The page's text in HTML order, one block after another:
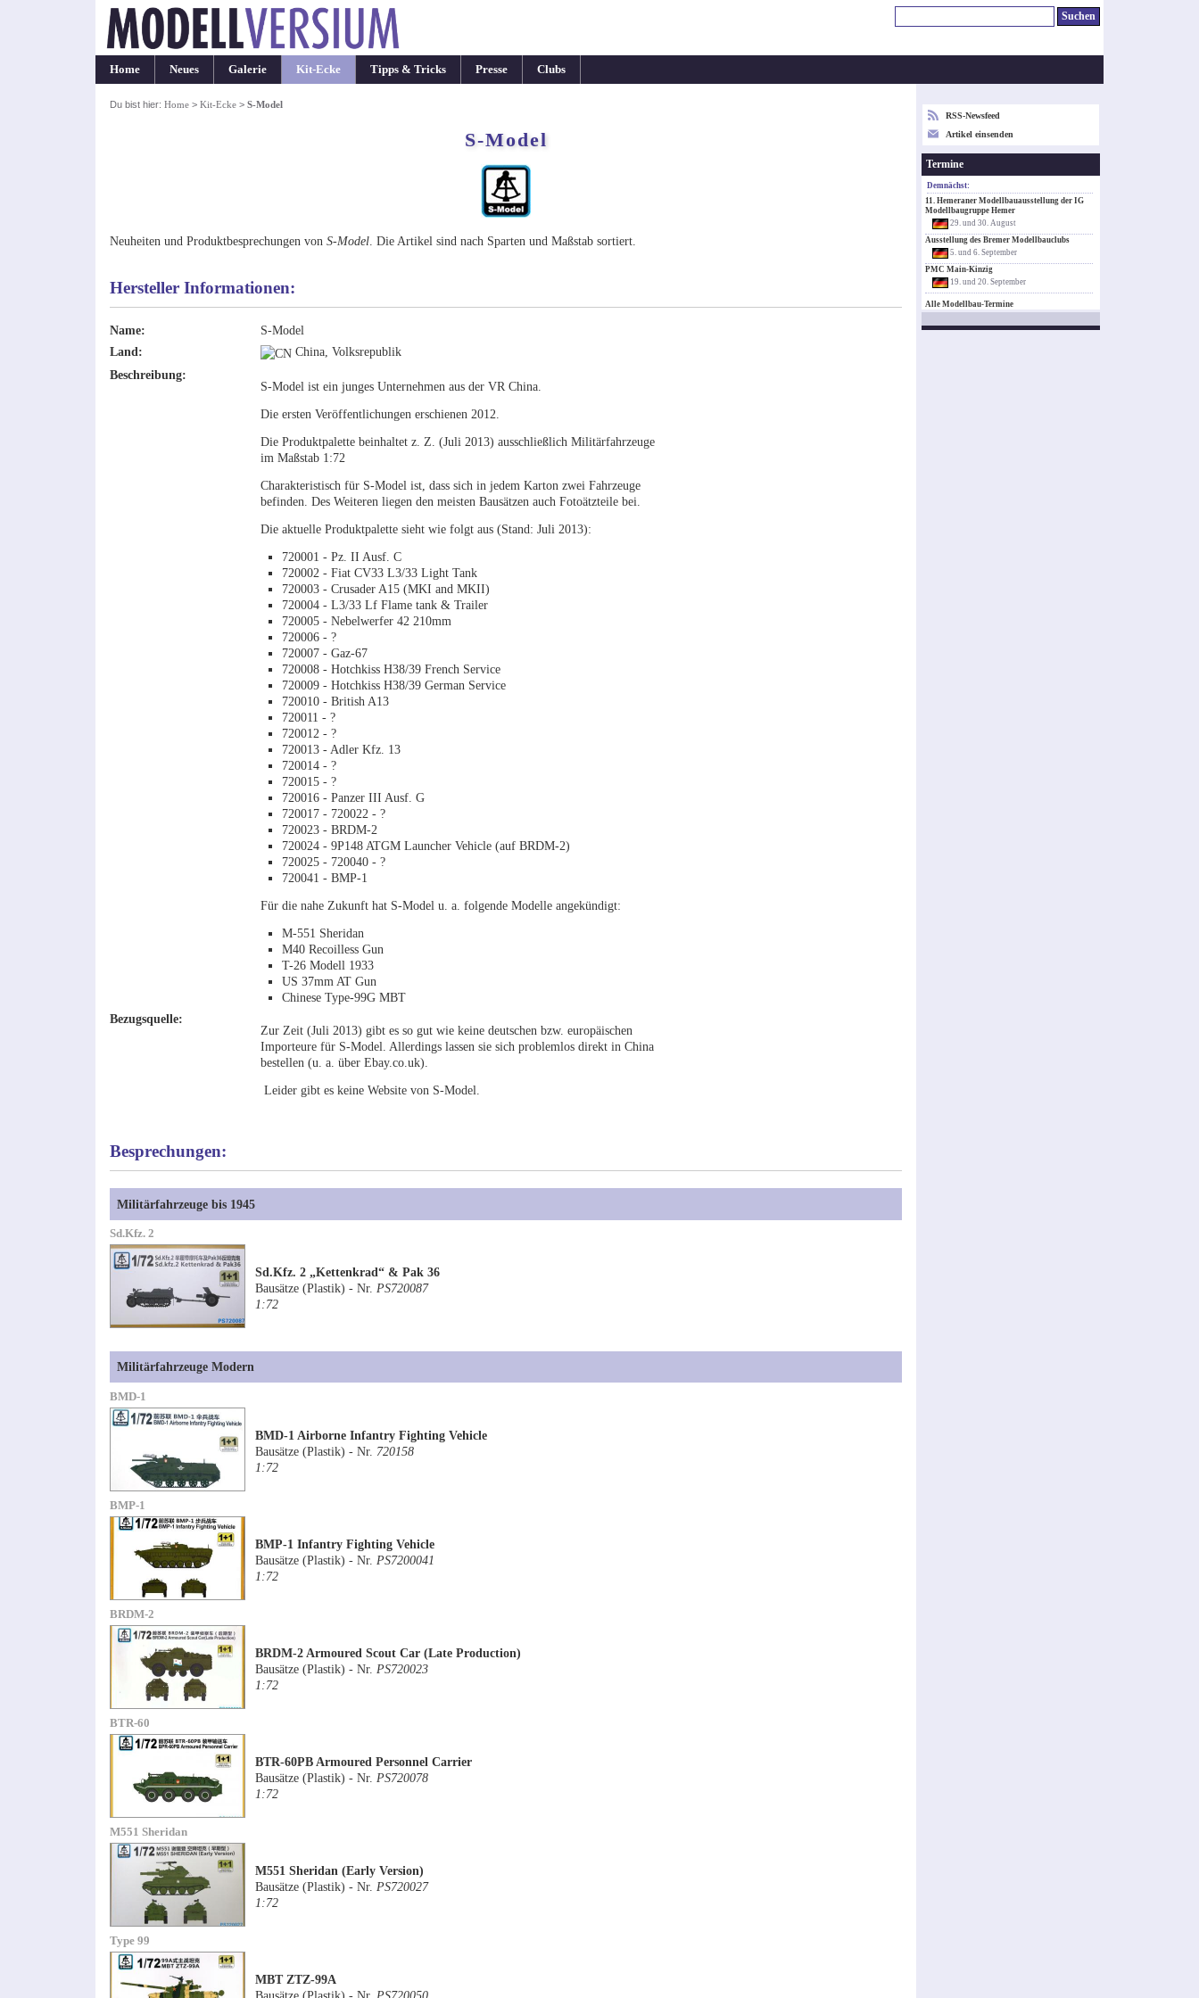
Home Neues Galerie Kit-Ecke Tipps & Tricks Presse Clubs
Du bist hier: Home> Kit-Ecke> S-Model
S-Model
Neuheiten und Produktbesprechungen von S-Model. Die Artikel sind nach Sparten und Maßstab sortiert.
Hersteller Informationen:
Name:
S-Model
Land:
China, Volksrepublik
Beschreibung:
S-Model ist ein junges Unternehmen aus der VR China.
Die ersten Veröffentlichungen erschienen 2012.
Die Produktpalette beinhaltet z. Z. (Juli 2013) ausschließlich Militärfahrzeuge
im Maßstab 1:72
Charakteristisch für S-Model ist, dass sich in jedem Karton zwei Fahrzeuge
befinden. Des Weiteren liegen den meisten Bausätzen auch Fotoätzteile bei.
Die aktuelle Produktpalette sieht wie folgt aus (Stand: Juli 2013):
720001 - Pz. II Ausf. C
720002 - Fiat CV33 L3/33 Light Tank
720003 - Crusader A15 (MKI and MKII)
720004 - L3/33 Lf Flame tank & Trailer
720005 - Nebelwerfer 42 210mm
720006 - ?
720007 - Gaz-67
720008 - Hotchkiss H38/39 French Service
720009 - Hotchkiss H38/39 German Service
720010 - British A13
720011 - ?
720012 - ?
720013 - Adler Kfz. 13
720014 - ?
720015 - ?
720016 - Panzer III Ausf. G
720017 - 720022 - ?
720023 - BRDM-2
720024 - 9P148 ATGM Launcher Vehicle (auf BRDM-2)
720025 - 720040 - ?
720041 - BMP-1
Für die nahe Zukunft hat S-Model u. a. folgende Modelle angekündigt:
M-551 Sheridan
M40 Recoilless Gun
T-26 Modell 1933
US 37mm AT Gun
Chinese Type-99G MBT
Bezugsquelle:
Zur Zeit (Juli 2013) gibt es so gut wie keine deutschen bzw. europäischen
Importeure für S-Model. Allerdings lassen sie sich problemlos direkt in China
bestellen (u. a. über Ebay.co.uk).
Leider gibt es keine Website von S-Model.
Besprechungen:
Militärfahrzeuge bis 1945
Sd.Kfz. 2
Sd.Kfz. 2 „Kettenkrad“ & Pak 36
Bausätze (Plastik) - Nr. PS720087
1:72
Militärfahrzeuge Modern
BMD-1
BMD-1 Airborne Infantry Fighting Vehicle
Bausätze (Plastik) - Nr. 720158
1:72
BMP-1
BMP-1 Infantry Fighting Vehicle
Bausätze (Plastik) - Nr. PS7200041
1:72
BRDM-2
BRDM-2 Armoured Scout Car (Late Production)
Bausätze (Plastik) - Nr. PS720023
1:72
BTR-60
BTR-60PB Armoured Personnel Carrier
Bausätze (Plastik) - Nr. PS720078
1:72
M551 Sheridan
M551 Sheridan (Early Version)
Bausätze (Plastik) - Nr. PS720027
1:72
Type 99
MBT ZTZ-99A
Bausätze (Plastik) - Nr. PS720050
RSS-Newsfeed
Artikel einsenden
Termine
Demnächst:
11. Hemeraner Modellbauausstellung der IG
Modellbaugruppe Hemer
29. und 30. August
Ausstellung des Bremer Modellbauclubs
5. und 6. September
PMC Main-Kinzig
19. und 20. September
Alle Modellbau-Termine